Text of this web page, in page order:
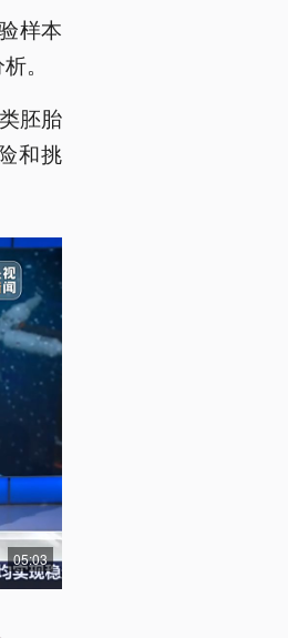
样本
。
胚胎
和挑
05:03